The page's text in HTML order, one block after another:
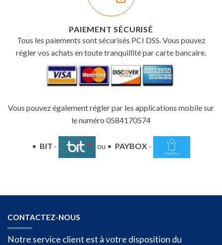
PAIEMENT SÉCURISÉ
Tous les paiements sont sécurisés PCI DSS. Vous pouvez
régler vos achats en toute tranquillité par carte bancaire.
Vous pouvez également régler par les applications mobile sur
le numéro 0584170574
• BIT - ou • PAYBOX -
CONTACTEZ-NOUS
Notre service client est à votre disposition du